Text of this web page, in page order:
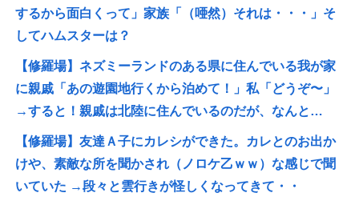
するから面白くって」家族「（唖然）それは・・・」そ
してハムスターは？
【修羅場】ネズミーランドのある県に住んでいる我が家
に親戚「あの遊園地行くから泊めて！」私「どうぞ〜」
→すると！親戚は北陸に住んでいるのだが、なんと…
【修羅場】友達Ａ子にカレシができた。カレとのお出か
けや、素敵な所を聞かされ（ノロケ乙ｗｗ）な感じで聞
いていた →段々と雲行きが怪しくなってきて・・